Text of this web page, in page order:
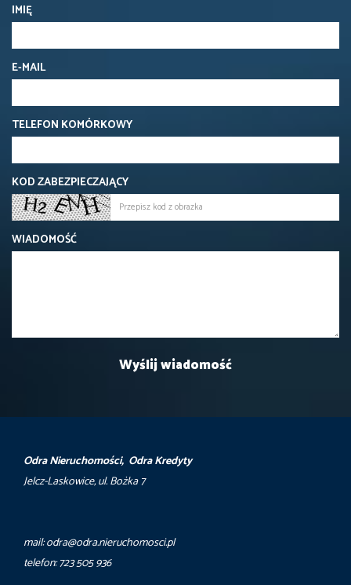
IMIĘ
E-MAIL
TELEFON KOMÓRKOWY
KOD ZABEZPIECZAJĄCY
WIADOMOŚĆ
Odra Nieruchomości, Odra Kredyty
Jelcz-Laskowice, ul. Bożka 7
mail: odra@odra.nieruchomosci.pl
telefon: 723 505 936